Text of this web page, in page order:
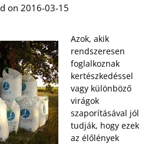
on 2016-03-15
Azok, akik
rendszeresen
foglalkoznak
kertészkedéssel
vagy különböző
virágok
szaporításával jól
tudják, hogy ezek
az élőlények